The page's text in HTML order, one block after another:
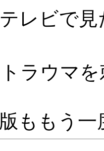
レビで
ラウマ
ももう